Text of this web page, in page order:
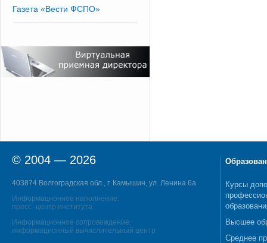
Газета «Вести ФСПО»
© 2004 — 2026
403874 Волгоградская обл., г. Камышин, ул. Ленина 6а
Информационное наполнение:
пресс–центр института
Информационное сопровождение:
информационный вычислительный центр
Курсы
Высшее
Среднее